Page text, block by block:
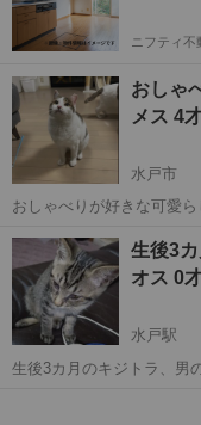
ニフティ不
おしゃ
メス 4
水戸市
おしゃべりが好きな可愛
らは逃げますが おやつの
も食べてくれます。 一緒...
茨城 水戸市
生後3
オス 0
水戸駅
生後3カ月のキジトラ、男